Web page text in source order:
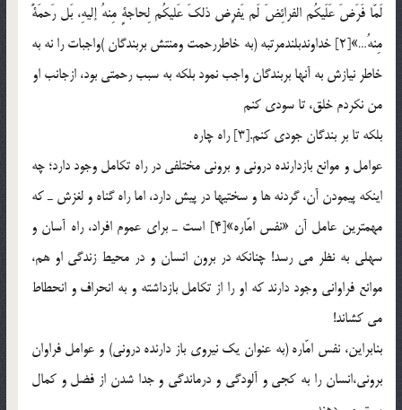
لَمّا فَرَضَ عَلَيكُم الفرائِضَ لَم يَفرِض ذلكَ عَليكُم لِحاجةٍ مِنهُ إليهِ، بَل رَحمَةً
مِنهُ…»[2] خداوندبلندمرتبه (به خاطررحمت ومنتش بربندگان )واجبات را نه به
خاطر نيازش به آنها بربندگان واجب نمود بلكه به سبب رحمتي بود، ازجانب او
من نكردم خلق، تا سودي كنم
بلكه تا بر بندگان جودي كنم.[3] راه چاره
عوامل و موانع بازدارنده دروني و بروني مختلفي در راه تكامل وجود دارد؛ چه
اينكه پيمودن آن، گردنه ها و سختيها در پيش دارد، اما راه گناه و لغزش ـ كه
مهمترين عامل آن «نفس امّاره»[4] است ـ براي عموم افراد، راه آسان و
سهلي به نظر مي رسد! چنانكه در برون انسان و در محيط زندگي او هم،
موانع فراواني وجود دارند كه او را از تكامل بازداشته و به انحراف و انحطاط
مي كشاند!
بنابراين، نفس امّاره (به عنوان يك نيروي باز دارنده دروني) و عوامل فراوان
بروني،‌انسان را به كجي و آلودگي و درماندگي و جدا شدن از فضل و كمال